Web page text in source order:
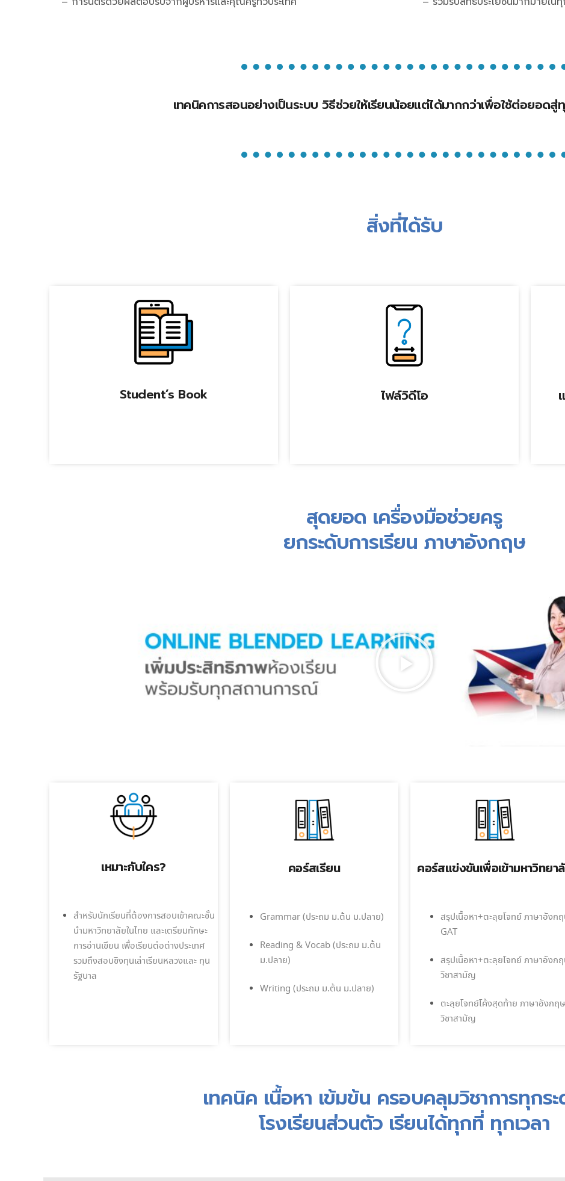
เทคนิคการสอนอย่างเป็นระบบ วิธีช่วยให้เรียนน้อยแต่ได้มากกว่าเพื่อใช้ต่อยอด
สิ่งที่ได้รับ
Student’s Book ไฟล์วิดีโอ
สุดยอด เครื่องมือช่วยครู
ยกระดับการเรียน ภาษาอังกฤษ
เหมาะกับใคร?
สำหรับนักเรียนที่ต้องการสอบเข้าคณะชั้น
นำมหาวิทยาลัยในไทย และเตรียมทักษะ
การอ่านเขียน เพื่อเรียนต่อต่างประเทศ
รวมถึงสอบชิงทุนเล่าเรียนหลวงและ ทุน
รัฐบาล
คอร์สเรียน
Grammar (ประถม ม.ต้น ม.ปลาย)
Reading & Vocab (ประถม ม.ต้น
ม.ปลาย)
Writing (ประถม ม.ต้น ม.ปลาย)
คอร์สแข่งขันเพื่อเข้ามหาวิทยา
สรุปเนื้อหา+ตะลุยโจทย์ ภาษาอังก
GAT
สรุปเนื้อหา+ตะลุยโจทย์ ภาษาอังก
วิชาสามัญ
ตะลุยโจทย์โค้งสุดท้าย ภาษาอังกฤษ
วิชาสามัญ
เทคนิค เนื้อหา เข้มข้น ครอบคลุมวิชาการทุกร
โรงเรียนส่วนตัว เรียนได้ทุกที่ ทุกเวลา